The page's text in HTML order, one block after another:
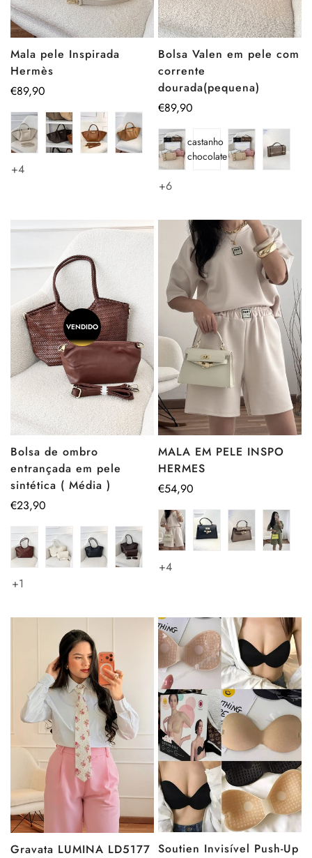
Mala pele Inspirada
Hermès
Preço
€89,90
+4
Bolsa Valen em pele com
corrente
dourada(pequena)
Preço
€89,90
castanho
chocolate
+6
VENDIDO
Bolsa de ombro
entrançada em pele
sintética ( Média )
Preço
€23,90
+1
MALA EM PELE INSPO
HERMES
Preço
€54,90
+4
Gravata LUMINA LD5177 Soutien Invisível Push-Up